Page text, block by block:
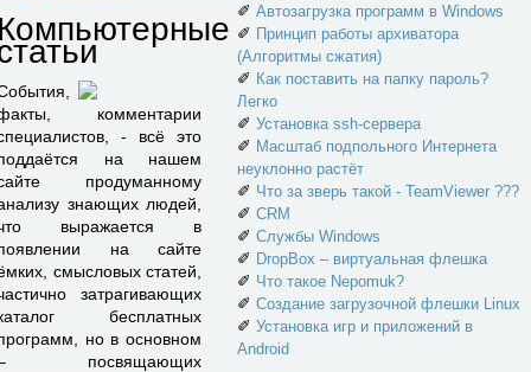
комментарии
- всё это
на нашем
продуманному
знающих людей,
выражается в
на сайте
смысловых статей,
затрагивающих
бесплатных
но в основном
посвящающих
✐ Автозагрузка программ в Windows
✐ Принцип работы архиватора
(Алгоритмы сжатия)
✐ Как поставить на папку пароль?
Легко
✐ Установка ssh-сервера
✐ Масштаб подпольного Интернета
неуклонно растёт
✐ Что за зверь такой - TeamViewer ???
✐ CRM
✐ Службы Windows
✐ DropBox – виртуальная флешка
✐ Что такое Nepomuk?
✐ Создание загрузочной флешки Linux
✐ Установка игр и приложений в
Android